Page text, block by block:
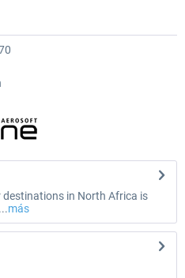
in North Africa is
más